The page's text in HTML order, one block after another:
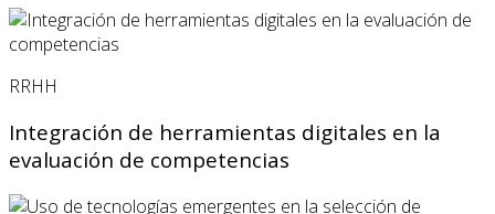
RRHH
Integración de herramientas digitales en la
evaluación de competencias